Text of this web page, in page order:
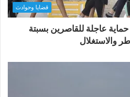
قضايا وحوادث
عاجلة للقاصرين بسبتة
والاستغلال